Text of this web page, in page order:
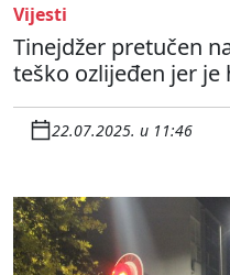
Vijesti
Tinejdžer pretučen
teško ozlijeđen jer
22.07.2025. u 11:46